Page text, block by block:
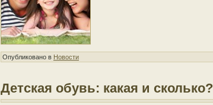
Опубликовано в Новости
Детская обувь: какая и сколько?